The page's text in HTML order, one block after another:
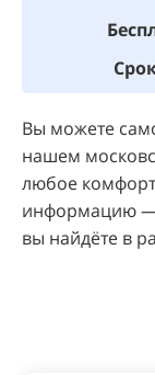
Вы можете
нашем
любое
информацию —
вы найдёте в